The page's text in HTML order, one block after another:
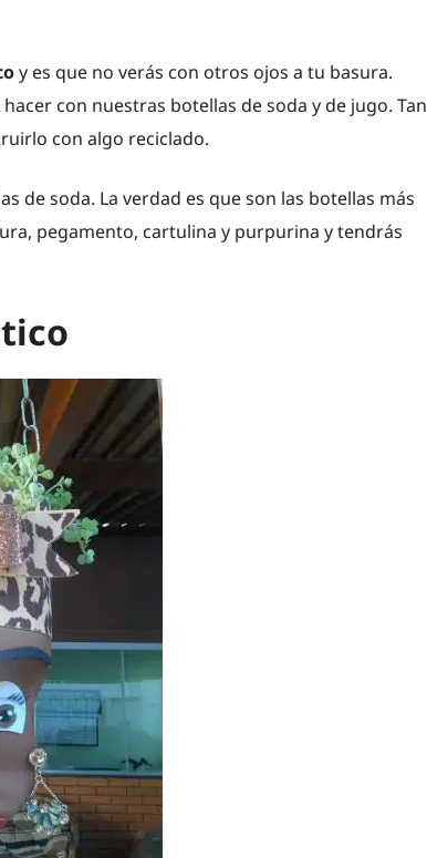
y es que no verás con otros ojos a tu basura.
con nuestras botellas de soda y de jugo. Tan
con algo reciclado.
de soda. La verdad es que son las botellas más
pegamento, cartulina y purpurina y tendrás